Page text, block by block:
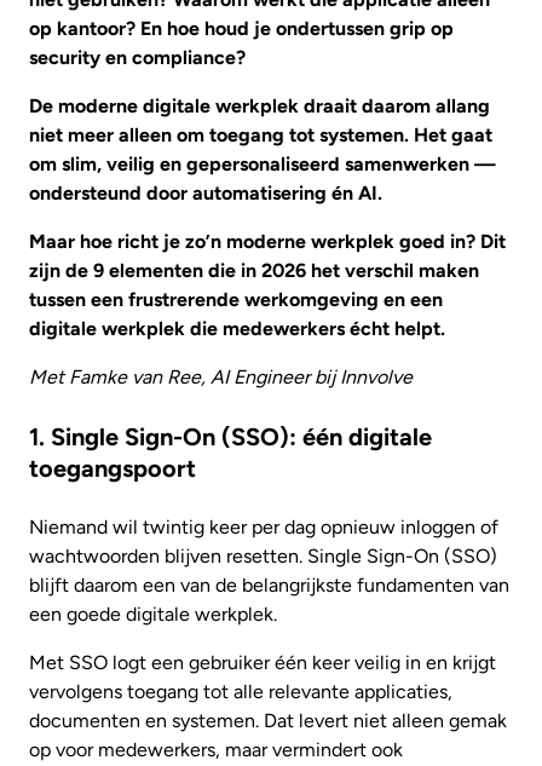
op kantoor? En hoe houd je ondertussen grip op
security en compliance?
De moderne digitale werkplek draait daarom allang
niet meer alleen om toegang tot systemen. Het gaat
om slim, veilig en gepersonaliseerd samenwerken —
ondersteund door automatisering én AI.
Maar hoe richt je zo’n moderne werkplek goed in? Dit
zijn de 9 elementen die in 2026 het verschil maken
tussen een frustrerende werkomgeving en een
digitale werkplek die medewerkers écht helpt.
Met Famke van Ree, AI Engineer bij Innvolve
1. Single Sign-On (SSO): één digitale
toegangspoort
Niemand wil twintig keer per dag opnieuw inloggen of
wachtwoorden blijven resetten. Single Sign-On (SSO)
blijft daarom een van de belangrijkste fundamenten van
een goede digitale werkplek.
Met SSO logt een gebruiker één keer veilig in en krijgt
vervolgens toegang tot alle relevante applicaties,
documenten en systemen. Dat levert niet alleen gemak
op voor medewerkers, maar vermindert ook